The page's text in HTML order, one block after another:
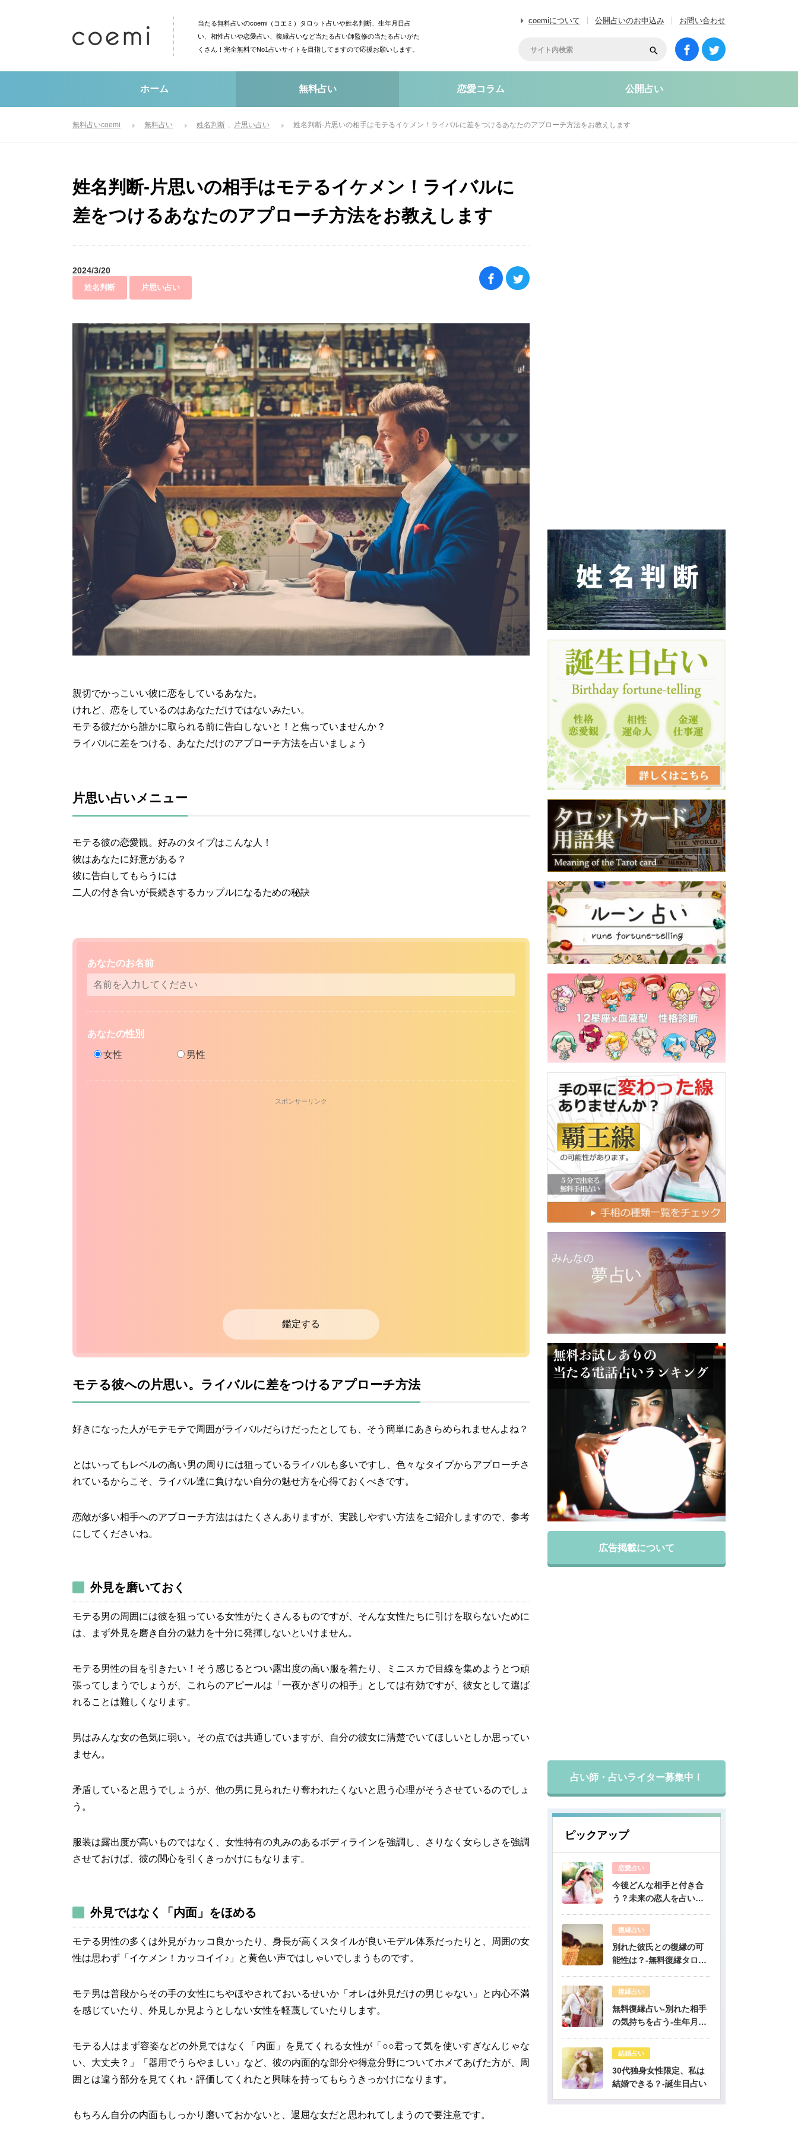
当たる無料占いのcoemi（コエミ）タロット占いや姓名判断、生年月日占
い、相性占いや恋愛占い、復縁占いなど当たる占い師監修の当たる占いがた
くさん！完全無料でNo1占いサイトを目指してますので応援お願いします。
coemiについて 公開占いのお申込み お問い合わせ
ホーム 無料占い 恋愛コラム 公開占い
無料占いcoemi 無料占い 姓名判断 片思い占い 姓名判断-片思いの相手はモテるイケメン！ライバルに差をつけるあなたのアプローチ方法をお教えします
姓名判断-片思いの相手はモテるイケメン！ライバルに
差をつけるあなたのアプローチ方法をお教えします
2024/3/20
姓名判断 片思い占い
親切でかっこいい彼に恋をしているあなた。
けれど、恋をしているのはあなただけではないみたい。
モテる彼だから誰かに取られる前に告白しないと！と焦っていませんか？
ライバルに差をつける、あなただけのアプローチ方法を占いましょう
片思い占いメニュー
モテる彼の恋愛観。好みのタイプはこんな人！
彼はあなたに好意がある？
彼に告白してもらうには
二人の付き合いが長続きするカップルになるための秘訣
あなたのお名前
あなたの性別
女性 男性
スポンサーリンク
鑑定する
モテる彼への片思い。ライバルに差をつけるアプローチ方法
好きになった人がモテモテで周囲がライバルだらけだったとしても、そう簡単にあきらめられませんよね？
とはいってもレベルの高い男の周りには狙っているライバルも多いですし、色々なタイプからアプローチさ
れているからこそ、ライバル達に負けない自分の魅せ方を心得ておくべきです。
恋敵が多い相手へのアプローチ方法ははたくさんありますが、実践しやすい方法をご紹介しますので、参考
にしてくださいね。
外見を磨いておく
モテる男の周囲には彼を狙っている女性がたくさんるものですが、そんな女性たちに引けを取らないために
は、まず外見を磨き自分の魅力を十分に発揮しないといけません。
モテる男性の目を引きたい！そう感じるとつい露出度の高い服を着たり、ミニスカで目線を集めようとつ頑
張ってしまうでしょうが、これらのアピールは「一夜かぎりの相手」としては有効ですが、彼女として選ば
れることは難しくなります。
男はみんな女の色気に弱い。その点では共通していますが、自分の彼女に清楚でいてほしいとしか思ってい
ません。
矛盾していると思うでしょうが、他の男に見られたり奪われたくないと思う心理がそうさせているのでしょ
う。
服装は露出度が高いものではなく、女性特有の丸みのあるボディラインを強調し、さりなく女らしさを強調
させておけば、彼の関心を引くきっかけにもなります。
外見ではなく「内面」をほめる
モテる男性の多くは外見がカッコ良かったり、身長が高くスタイルが良いモデル体系だったりと、周囲の女
性は思わず「イケメン！カッコイイ♪」と黄色い声ではしゃいでしまうものです。
モテ男は普段からその手の女性にちやほやされておいるせいか「オレは外見だけの男じゃない」と内心不満
を感じていたり、外見しか見ようとしない女性を軽蔑していたりします。
モテる人はまず容姿などの外見ではなく「内面」を見てくれる女性が「○○君って気を使いすぎなんじゃな
い、大丈夫？」「器用でうらやましい」など、彼の内面的な部分や得意分野についてホメてあげた方が、周
囲とは違う部分を見てくれ・評価してくれたと興味を持ってもらうきっかけになります。
もちろん自分の内面もしっかり磨いておかないと、退屈な女だと思われてしまうので要注意です。
広告掲載について
占い師・占いライター募集中！
ピックアップ
恋愛占い
今後どんな相手と付き合
う？未来の恋人を占いま
復縁占い
別れた彼氏との復縁の可
能性は？-無料復縁タロッ
復縁占い
無料復縁占い-別れた相手
の気持ちを占う-生年月日
結婚占い
30代独身女性限定、私は
結婚できる？-誕生日占い